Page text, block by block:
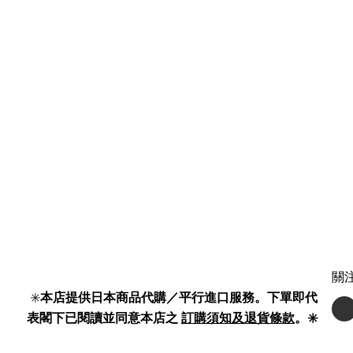
✳️本店提供日本商品代購／平行進口服務。下單即代
表閣下已閱讀並同意本店之 訂購須知及退貨條款。✳️
關